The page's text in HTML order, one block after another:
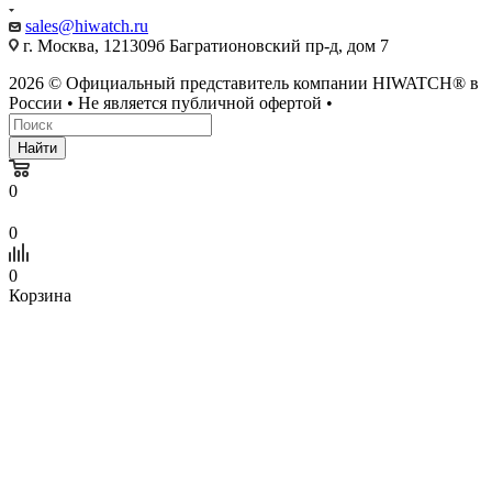
sales@hiwatch.ru
г. Москва, 121309б Багратионовский пр-д, дом 7
2026 © Официальный представитель компании HIWATCH® в
России • Не является публичной офертой •
Найти
0
0
0
Корзина